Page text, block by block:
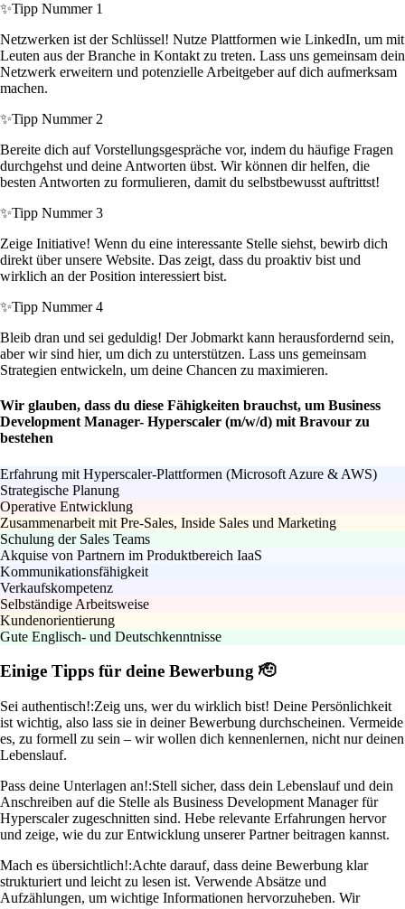
✨Tipp Nummer 1
Netzwerken ist der Schlüssel! Nutze Plattformen wie LinkedIn, um mit
Leuten aus der Branche in Kontakt zu treten. Lass uns gemeinsam dein
Netzwerk erweitern und potenzielle Arbeitgeber auf dich aufmerksam
machen.
✨Tipp Nummer 2
Bereite dich auf Vorstellungsgespräche vor, indem du häufige Fragen
durchgehst und deine Antworten übst. Wir können dir helfen, die
besten Antworten zu formulieren, damit du selbstbewusst auftrittst!
✨Tipp Nummer 3
Zeige Initiative! Wenn du eine interessante Stelle siehst, bewirb dich
direkt über unsere Website. Das zeigt, dass du proaktiv bist und
wirklich an der Position interessiert bist.
✨Tipp Nummer 4
Bleib dran und sei geduldig! Der Jobmarkt kann herausfordernd sein,
aber wir sind hier, um dich zu unterstützen. Lass uns gemeinsam
Strategien entwickeln, um deine Chancen zu maximieren.
Wir glauben, dass du diese Fähigkeiten brauchst, um Business
Development Manager- Hyperscaler (m/w/d) mit Bravour zu
bestehen
Erfahrung mit Hyperscaler-Plattformen (Microsoft Azure & AWS)
Strategische Planung
Operative Entwicklung
Zusammenarbeit mit Pre-Sales, Inside Sales und Marketing
Schulung der Sales Teams
Akquise von Partnern im Produktbereich IaaS
Kommunikationsfähigkeit
Verkaufskompetenz
Selbständige Arbeitsweise
Kundenorientierung
Gute Englisch- und Deutschkenntnisse
Einige Tipps für deine Bewerbung 🫡
Sei authentisch!:Zeig uns, wer du wirklich bist! Deine Persönlichkeit
ist wichtig, also lass sie in deiner Bewerbung durchscheinen. Vermeide
es, zu formell zu sein – wir wollen dich kennenlernen, nicht nur deinen
Lebenslauf.
Pass deine Unterlagen an!:Stell sicher, dass dein Lebenslauf und dein
Anschreiben auf die Stelle als Business Development Manager für
Hyperscaler zugeschnitten sind. Hebe relevante Erfahrungen hervor
und zeige, wie du zur Entwicklung unserer Partner beitragen kannst.
Mach es übersichtlich!:Achte darauf, dass deine Bewerbung klar
strukturiert und leicht zu lesen ist. Verwende Absätze und
Aufzählungen, um wichtige Informationen hervorzuheben. Wir